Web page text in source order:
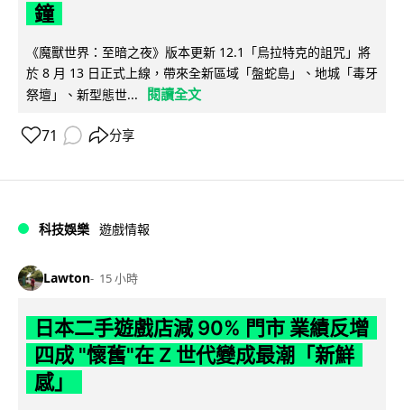
鐘
《魔獸世界：至暗之夜》版本更新 12.1「烏拉特克的詛咒」將
於 8 月 13 日正式上線，帶來全新區域「盤蛇島」、地城「毒牙
祭壇」、新型態世...
閱讀全文
71 分享
科技娛樂 遊戲情報
Lawton 15 小時
日本二手遊戲店減 90% 門市 業績反增
四成 "懷舊"在 Z 世代變成最潮「新鮮
感」